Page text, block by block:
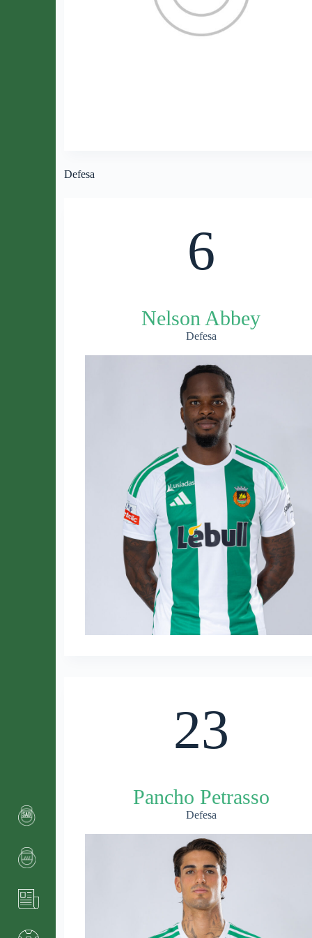
Defesa
6
Nelson Abbey
Defesa
23
Pancho Petrasso
Defesa